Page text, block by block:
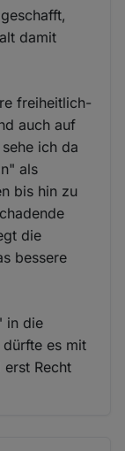
damit
freiheitlich-
auch auf
ich da
als
bis hin zu
die
bessere
in die
es mit
Recht